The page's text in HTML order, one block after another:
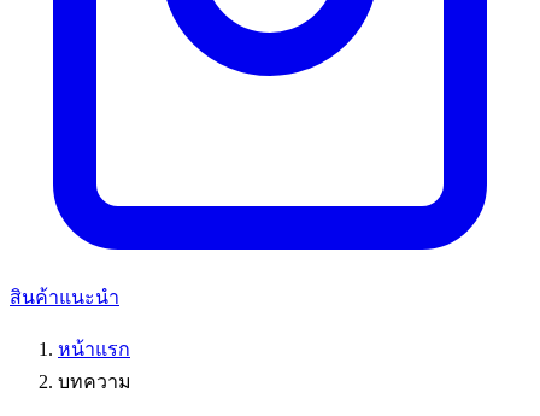
สินค้าแนะนำ
หน้าแรก
บทความ